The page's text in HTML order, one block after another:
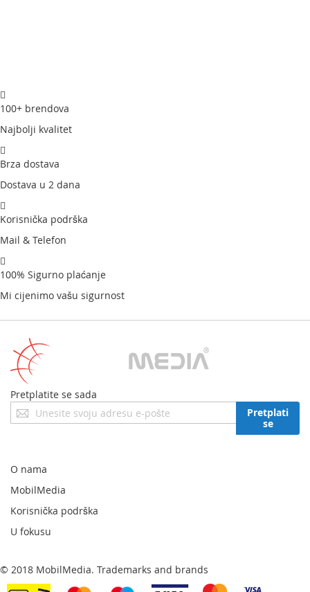
100+ brendova
Najbolji kvalitet
Brza dostava
Dostava u 2 dana
Korisnička podrška
Mail & Telefon
100% Sigurno plaćanje
Mi cijenimo vašu sigurnost
Pretplatite se sada
Prijavite
se
newsletter:
Pretplati
se
O nama
MobilMedia
Korisnička podrška
U fokusu
© 2018 MobilMedia. Trademarks and brands